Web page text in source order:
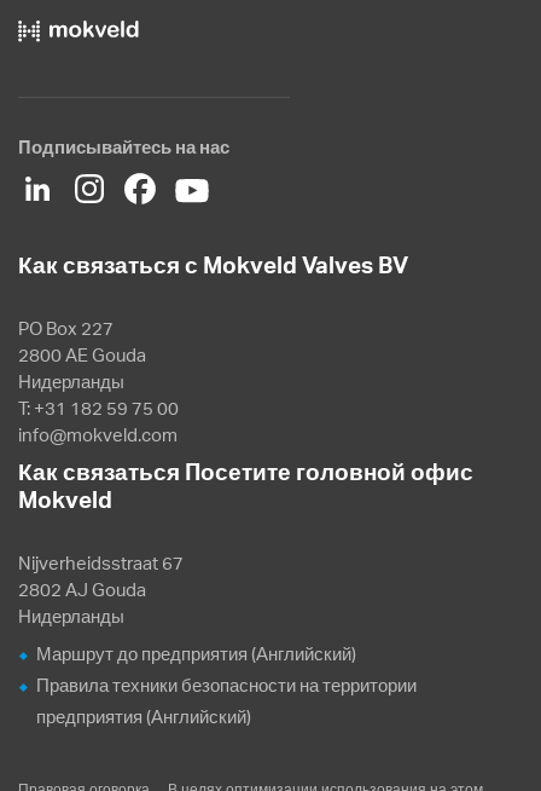
Подписывайтесь на нас
Как связаться с Mokveld Valves BV
PO Box 227
2800 AE Gouda
Нидерланды
T: +31 182 59 75 00
info@mokveld.com
Как связаться Посетите головной офис
Mokveld
Nijverheidsstraat 67
2802 AJ Gouda
Нидерланды
Маршрут до предприятия (Английский)
Правила техники безопасности на территории
предприятия (Английский)